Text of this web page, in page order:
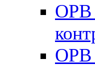
ОРВ
ОРВ